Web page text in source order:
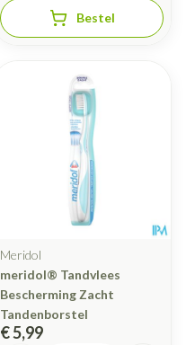
Bestel
Meridol
meridol® Tandvlees
Bescherming Zacht
Tandenborstel
€ 5,99